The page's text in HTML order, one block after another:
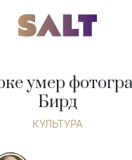
умер
Бирд
КУЛЬТУРА